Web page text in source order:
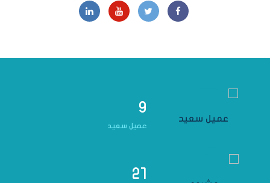
9
عميل سعيد
21